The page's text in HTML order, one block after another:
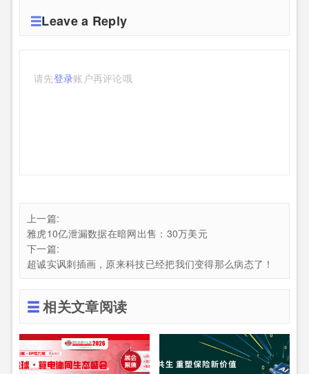
Leave a Reply
请先登录账户再评论哦
上一篇:
雅虎10亿泄漏数据在暗网出售：30万美元
下一篇:
超诚实讽刺插画，原来科技已经把我们变得那么病态了！
相关文章阅读